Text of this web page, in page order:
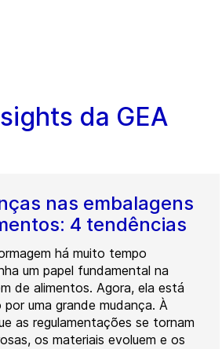
da GEA
nas embalagens
4 tendências
há muito tempo
um papel fundamental na
de alimentos. Agora, ela está
por uma grande mudança. À
as regulamentações se tornam
os materiais evoluem e os